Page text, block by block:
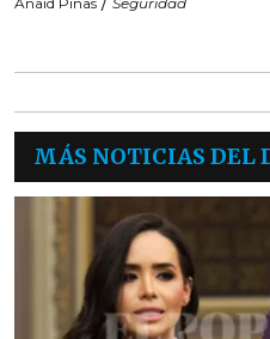
MÁS NOTICIAS DEL